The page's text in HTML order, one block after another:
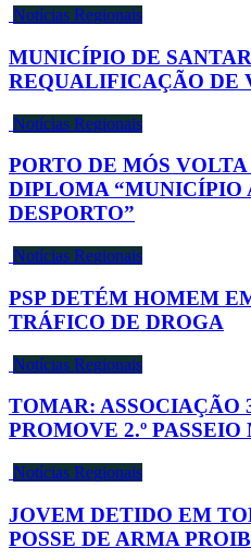
Notícias Regionais
MUNICÍPIO DE
REQUALIFICAÇÃO DE
Notícias Regionais
PORTO DE MÓS
DIPLOMA “MUNICÍPIO
DESPORTO”
Notícias Regionais
PSP DETÉM HOMEM
TRÁFICO DE DROGA
Notícias Regionais
TOMAR: ASSOCIAÇÃO
PROMOVE 2.º
Notícias Regionais
JOVEM DETIDO EM
POSSE DE ARMA